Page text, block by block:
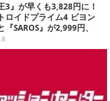
3』が早くも3,828円に！
ロイドプライム4 ビヨン
『SAROS』が2,999円、
ルギアソリッド Δ』は2,49
オ店舗＆ストアのゲームセ